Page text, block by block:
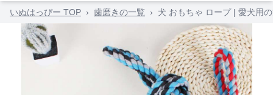
いぬはっぴー TOP › 歯磨きの一覧 › 犬 おもちゃ ロープ | 愛犬用